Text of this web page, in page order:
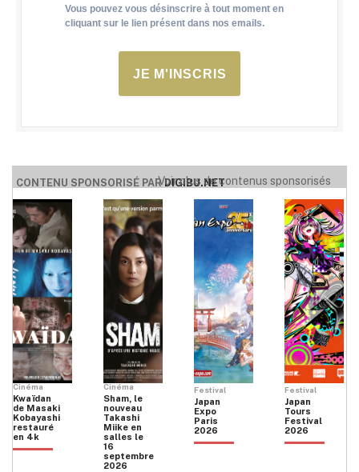
Vous pouvez vous désinscrire à tout moment en
cliquant sur le lien présent dans nos emails.
JE M'INSCRIS
CONTENU SPONSORISÉ PARDIGIBU.NET
Voir plus de contenus sponsorisés
Cinéma
Kwaïdan
de Masaki
Kobayashi
restauré
en 4k
Cinéma
Sham, le
nouveau
Takashi
Miike en
salles le
16
septembre
2026
Festival
Japan
Expo
Paris
2026
Festival
Japan
Tours
Festival
2026